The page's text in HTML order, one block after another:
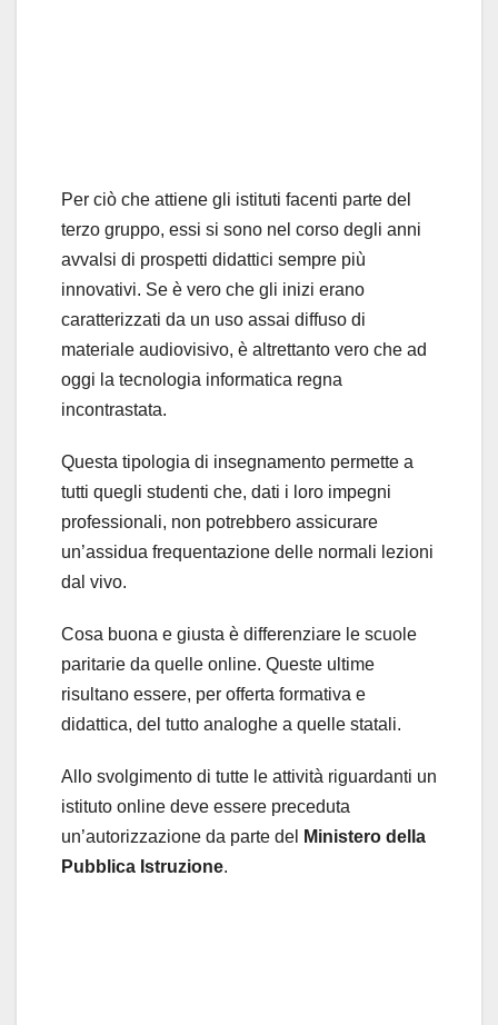
Per ciò che attiene gli istituti facenti parte del
terzo gruppo, essi si sono nel corso degli anni
avvalsi di prospetti didattici sempre più
innovativi. Se è vero che gli inizi erano
caratterizzati da un uso assai diffuso di
materiale audiovisivo, è altrettanto vero che ad
oggi la tecnologia informatica regna
incontrastata.
Questa tipologia di insegnamento permette a
tutti quegli studenti che, dati i loro impegni
professionali, non potrebbero assicurare
un’assidua frequentazione delle normali lezioni
dal vivo.
Cosa buona e giusta è differenziare le scuole
paritarie da quelle online. Queste ultime
risultano essere, per offerta formativa e
didattica, del tutto analoghe a quelle statali.
Allo svolgimento di tutte le attività riguardanti un
istituto online deve essere preceduta
un’autorizzazione da parte del
Ministero della
Pubblica Istruzione.